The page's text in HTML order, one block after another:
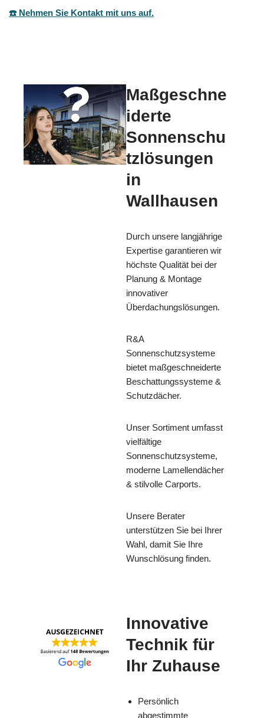
☎️ Nehmen Sie Kontakt mit uns auf.
Maßgeschne
iderte
Sonnenschu
tzlösungen
in
Wallhausen
Durch unsere langjährige
Expertise garantieren wir
höchste Qualität bei der
Planung & Montage
innovativer
Überdachungslösungen.
R&A
Sonnenschutzsysteme
bietet maßgeschneiderte
Beschattungssysteme &
Schutzdächer.
Unser Sortiment umfasst
vielfältige
Sonnenschutzsysteme,
moderne Lamellendächer
& stilvolle Carports.
Unsere Berater
unterstützen Sie bei Ihrer
Wahl, damit Sie Ihre
Wunschlösung finden.
Innovative
Technik für
Ihr Zuhause
Persönlich
abgestimmte